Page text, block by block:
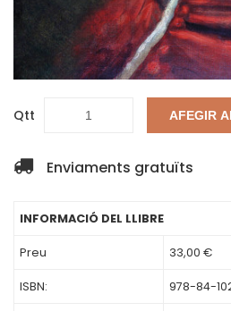
Qtt AFEGIR
Enviaments gratuïts
INFORMACIÓ DEL LLIBRE
Preu 33,00 €
ISBN: 978-84-